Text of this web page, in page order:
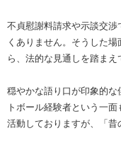
不貞慰謝料請求や示談交
くありません。そうした
ら、法的な見通しを踏まえ
穏やかな語り口が印象的
トボール経験者という一
活動しておりますが、「昔